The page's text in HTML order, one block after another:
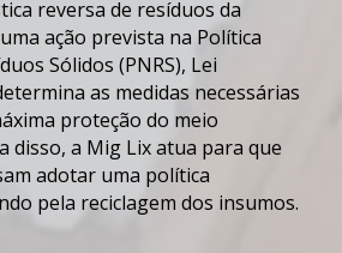
reversa de resíduos da
ação prevista na Política
Sólidos (PNRS), Lei
as medidas necessárias
proteção do meio
disso, a Mig Lix atua para que
adotar uma política
pela reciclagem dos insumos.